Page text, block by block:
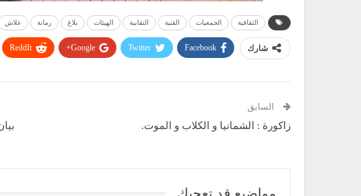
الثقافية الجمعيات الفنية النقابية الهيئات بلاغ رمانة علاش
شارك Facebook
Twitter
Google+
ReddIt
السابق
زاكورة : الشمانيا و الكلاب و الموت.